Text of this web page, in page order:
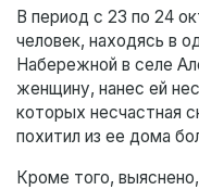
В период с 23 по 24
человек, находясь в
Набережной в селе
женщину, нанес ей
которых несчастная
похитил из ее дома
Кроме того,